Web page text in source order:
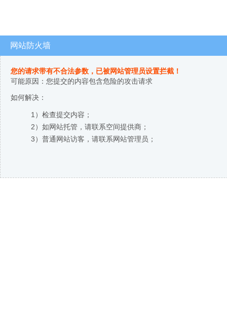
网站防火墙
您的请求带有不合法参数，已被网站管理员设置拦截！
可能原因：您提交的内容包含危险的攻击请求
如何解决：
1）检查提交内容；
2）如网站托管，请联系空间提供商；
3）普通网站访客，请联系网站管理员；